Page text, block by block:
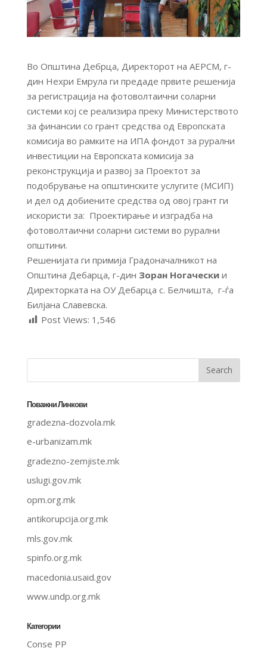
Во Општина Дебрца, Директорот на АЕРСМ, г-
дин Нехри Емрула ги предаде првите решенија
за регистрација на фотоволтаични соларни
системи кој се реализира преку Министерството
за финансии со грант средства од Европската
комисија во рамките на ИПА фондот за рурални
инвестиции на Европската комисија за
реконструкција и развој за Проектот за
подобрување на општинските услугите (МСИП)
и дел од добиените средства од овој грант ги
искористи за: Проектирање и изградба на
фотоволтаични соларни системи во рурални
општини.
Решенијата ги примија Градоначалникот на
Општина Дебарца, г-дин Зоран Ногаческии
Директорката на ОУ Дебарца с. Белчишта, г-ѓa
Билјана Славевска.
Post Views: 1,546
Поважни Линкови
gradezna-dozvola.mk
e-urbanizam.mk
gradezno-zemjiste.mk
uslugi.gov.mk
opm.org.mk
antikorupcija.org.mk
mls.gov.mk
spinfo.org.mk
macedonia.usaid.gov
www.undp.org.mk
Категории
Conse PP